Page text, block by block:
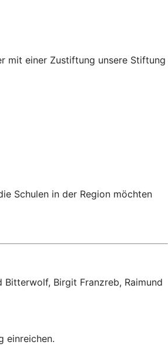
mit einer Zustiftung unsere Stiftung
Schulen in der Region möchten
Birgit Franzreb, Raimund
einreichen.